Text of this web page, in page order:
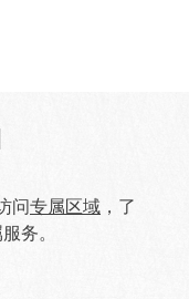
问专属区域 ，了
务。